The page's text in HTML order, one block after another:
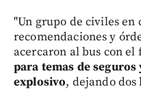
"Un grupo de civiles en
recomendaciones y
acercaron al bus con el
para temas de
explosivo, dejando